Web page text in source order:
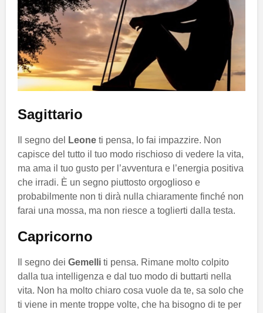
Sagittario
Il segno del Leone ti pensa, lo fai impazzire. Non
capisce del tutto il tuo modo rischioso di vedere la vita,
ma ama il tuo gusto per l’avventura e l’energia positiva
che irradi. È un segno piuttosto orgoglioso e
probabilmente non ti dirà nulla chiaramente finché non
farai una mossa, ma non riesce a toglierti dalla testa.
Capricorno
Il segno dei Gemelli ti pensa. Rimane molto colpito
dalla tua intelligenza e dal tuo modo di buttarti nella
vita. Non ha molto chiaro cosa vuole da te, sa solo che
ti viene in mente troppe volte, che ha bisogno di te per